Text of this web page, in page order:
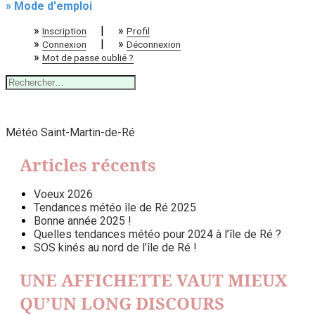
» Mode d'emploi
» Inscription | » Profil
» Connexion | » Déconnexion
» Mot de passe oublié ?
Rechercher :
Météo Saint-Martin-de-Ré
Articles récents
Voeux 2026
Tendances météo île de Ré 2025
Bonne année 2025 !
Quelles tendances météo pour 2024 à l’île de Ré ?
SOS kinés au nord de l’île de Ré !
UNE AFFICHETTE VAUT MIEUX
QU’UN LONG DISCOURS